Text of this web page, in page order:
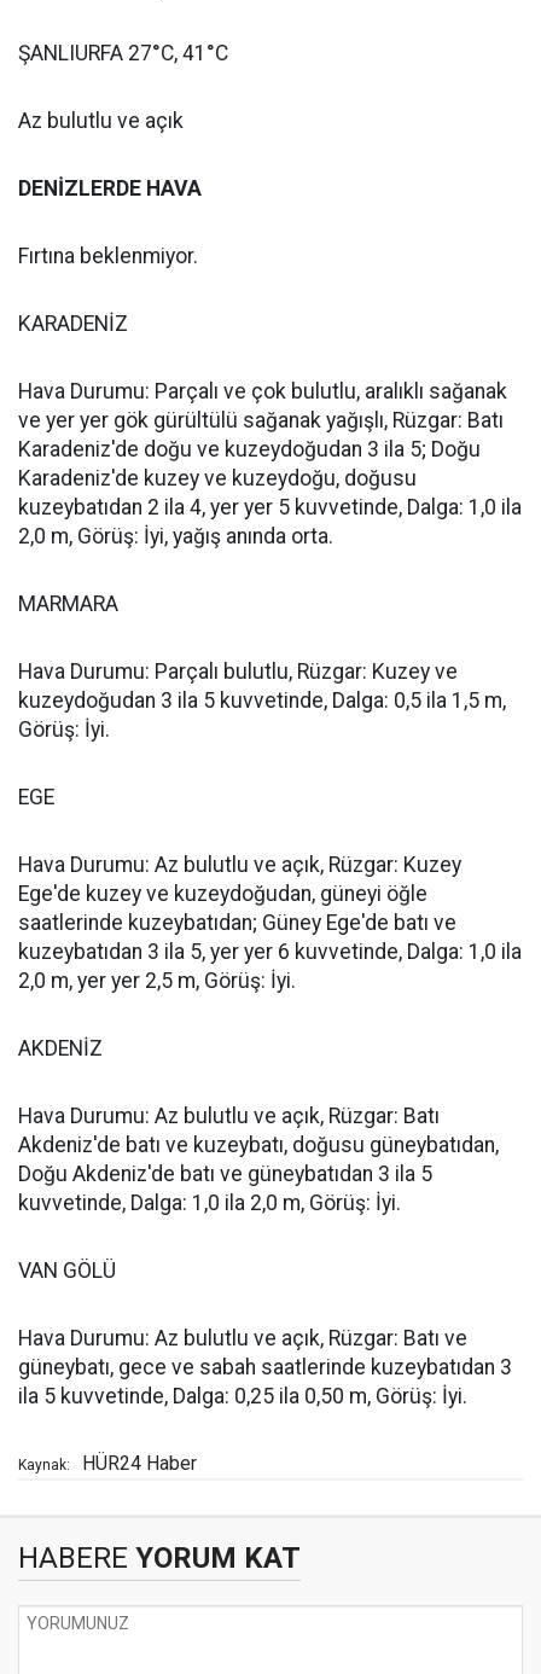
ŞANLIURFA 27°C, 41°C
Az bulutlu ve açık
DENİZLERDE HAVA
Fırtına beklenmiyor.
KARADENİZ
Hava Durumu: Parçalı ve çok bulutlu, aralıklı sağanak
ve yer yer gök gürültülü sağanak yağışlı, Rüzgar: Batı
Karadeniz'de doğu ve kuzeydoğudan 3 ila 5; Doğu
Karadeniz'de kuzey ve kuzeydoğu, doğusu
kuzeybatıdan 2 ila 4, yer yer 5 kuvvetinde, Dalga: 1,0 ila
2,0 m, Görüş: İyi, yağış anında orta.
MARMARA
Hava Durumu: Parçalı bulutlu, Rüzgar: Kuzey ve
kuzeydoğudan 3 ila 5 kuvvetinde, Dalga: 0,5 ila 1,5 m,
Görüş: İyi.
EGE
Hava Durumu: Az bulutlu ve açık, Rüzgar: Kuzey
Ege'de kuzey ve kuzeydoğudan, güneyi öğle
saatlerinde kuzeybatıdan; Güney Ege'de batı ve
kuzeybatıdan 3 ila 5, yer yer 6 kuvvetinde, Dalga: 1,0 ila
2,0 m, yer yer 2,5 m, Görüş: İyi.
AKDENİZ
Hava Durumu: Az bulutlu ve açık, Rüzgar: Batı
Akdeniz'de batı ve kuzeybatı, doğusu güneybatıdan,
Doğu Akdeniz'de batı ve güneybatıdan 3 ila 5
kuvvetinde, Dalga: 1,0 ila 2,0 m, Görüş: İyi.
VAN GÖLÜ
Hava Durumu: Az bulutlu ve açık, Rüzgar: Batı ve
güneybatı, gece ve sabah saatlerinde kuzeybatıdan 3
ila 5 kuvvetinde, Dalga: 0,25 ila 0,50 m, Görüş: İyi.
Kaynak: HÜR24 Haber
HABERE YORUM KAT